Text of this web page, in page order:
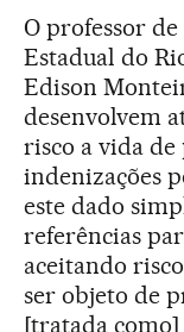
O professor
Estadual do
Edison
desenvolvem
risco a vida de
indenizações
este dado
referências
aceitando
ser objeto de
[tratada